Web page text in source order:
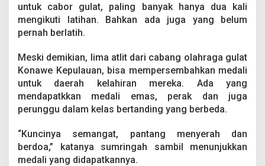
untuk cabor gulat, paling banyak hanya dua kali
mengikuti latihan. Bahkan ada juga yang belum
pernah berlatih.
Meski demikian, lima atlit dari cabang olahraga gulat
Konawe Kepulauan, bisa mempersembahkan medali
untuk daerah kelahiran mereka. Ada yang
mendapatkkan medali emas, perak dan juga
perunggu dalam kelas bertanding yang berbeda.
“Kuncinya semangat, pantang menyerah dan
berdoa,” katanya sumringah sambil menunjukkan
medali yang didapatkannya.